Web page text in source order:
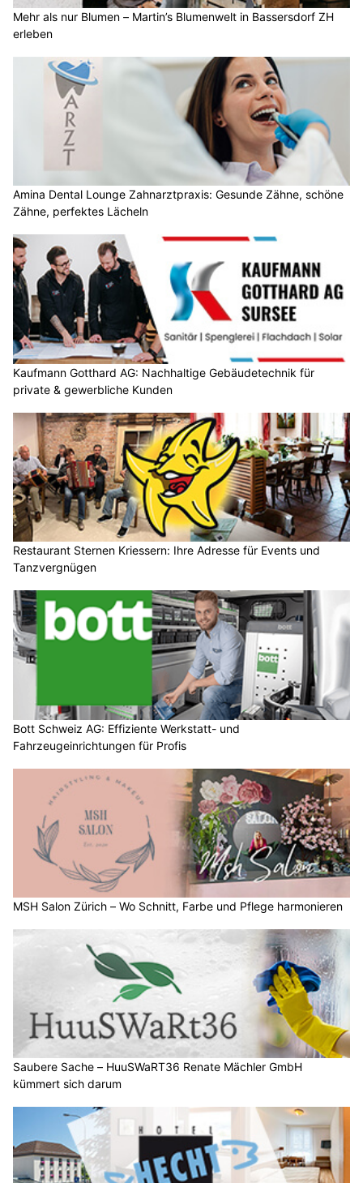
Mehr als nur Blumen – Martin’s Blumenwelt in Bassersdorf ZH
erleben
Amina Dental Lounge Zahnarztpraxis: Gesunde Zähne, schöne
Zähne, perfektes Lächeln
Kaufmann Gotthard AG: Nachhaltige Gebäudetechnik für
private & gewerbliche Kunden
Restaurant Sternen Kriessern: Ihre Adresse für Events und
Tanzvergnügen
Bott Schweiz AG: Effiziente Werkstatt- und
Fahrzeugeinrichtungen für Profis
MSH Salon Zürich – Wo Schnitt, Farbe und Pflege harmonieren
Saubere Sache – HuuSWaRT36 Renate Mächler GmbH
kümmert sich darum